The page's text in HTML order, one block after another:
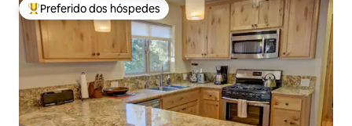
Entre os melhores preferidos dos hóspedes
Preferido dos hóspedes